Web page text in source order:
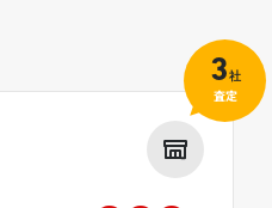
3社
査定